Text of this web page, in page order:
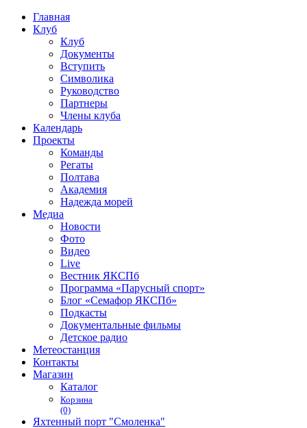
Главная
Клуб
Клуб
Документы
Вступить
Символика
Руководство
Партнеры
Члены клуба
Календарь
Проекты
Команды
Регаты
Полтава
Академия
Надежда морей
Медиа
Новости
Фото
Видео
Live
Вестник ЯКСПб
Программа «Парусный спорт»
Блог «Семафор ЯКСПб»
Подкасты
Документальные фильмы
Детское радио
Метеостанция
Контакты
Магазин
Каталог
Корзина
(0)
Яхтенный порт "Смоленка"